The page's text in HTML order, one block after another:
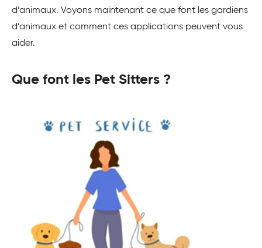
d’animaux. Voyons maintenant ce que font les gardiens
d’animaux et comment ces applications peuvent vous
aider.
Que font les Pet Sitters ?